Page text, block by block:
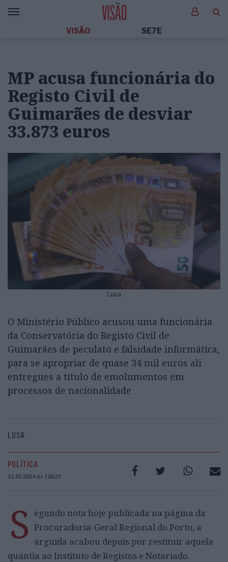
VISÃO SE7E
MP acusa funcionária do
Registo Civil de
Guimarães de desviar
33.873 euros
Lusa
O Ministério Público acusou uma funcionária
da Conservatória do Registo Civil de
Guimarães de peculato e falsidade informática,
para se apropriar de quase 34 mil euros ali
entregues a título de emolumentos em
processos de nacionalidade
LUSA
POLÍTICA
22.03.2024 às 16h29
S egundo nota hoje publicada na página da
Procuradoria-Geral Regional do Porto, a
arguida acabou depois por restituir aquela
quantia ao Instituto de Registos e Notariado.